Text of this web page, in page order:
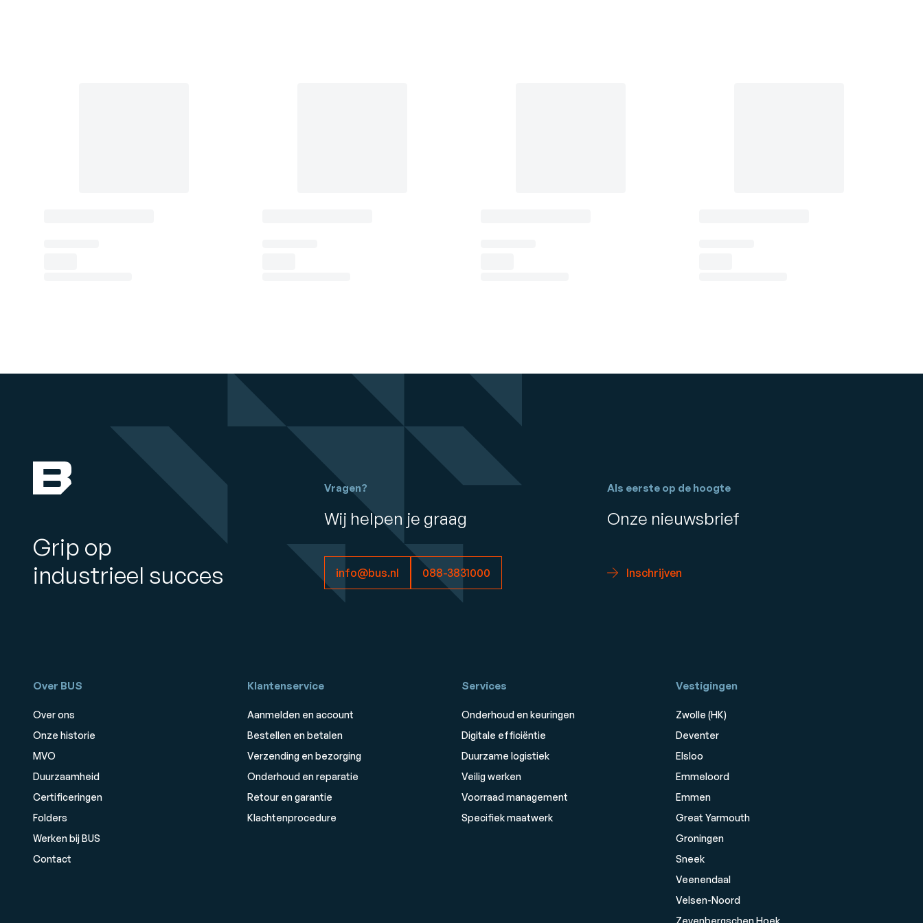
Grip op
industrieel succes
Vragen?
Wij helpen je graag
info@bus.nl 088-3831000
Als eerste op de hoogte
Onze nieuwsbrief
Inschrijven
Over BUS
Over ons
Onze historie
MVO
Duurzaamheid
Certificeringen
Folders
Werken bij BUS
Contact
Klantenservice
Aanmelden en account
Bestellen en betalen
Verzending en bezorging
Onderhoud en reparatie
Retour en garantie
Klachtenprocedure
Services
Onderhoud en keuringen
Digitale efficiëntie
Duurzame logistiek
Veilig werken
Voorraad management
Specifiek maatwerk
Vestigingen
Zwolle (HK)
Deventer
Elsloo
Emmeloord
Emmen
Great Yarmouth
Groningen
Sneek
Veenendaal
Velsen-Noord
Zevenbergschen Hoek